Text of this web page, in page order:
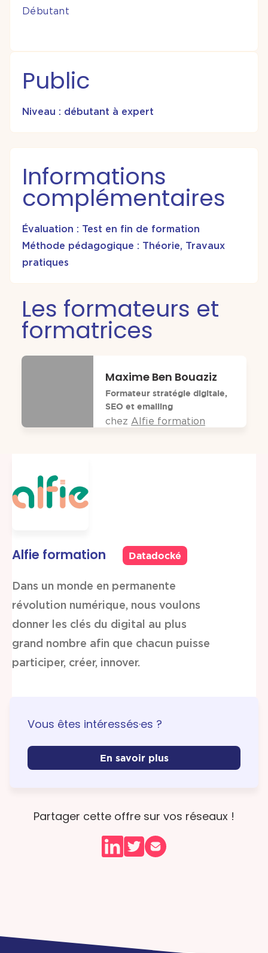
Débutant
Public
Niveau : débutant à expert
Informations
complémentaires
Évaluation : Test en fin de formation
Méthode pédagogique : Théorie, Travaux
pratiques
Les formateurs et
formatrices
Maxime Ben Bouaziz
Formateur stratégie digitale,
SEO et emailing
chez Alfie formation
Alfie formation Datadocké
Dans un monde en permanente
révolution numérique, nous voulons
donner les clés du digital au plus
grand nombre afin que chacun puisse
participer, créer, innover.
Vous êtes intéressés·es ?
En savoir plus
Partager cette offre sur vos réseaux !